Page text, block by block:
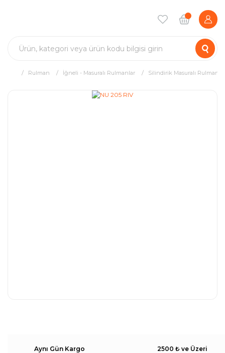
Rulman İğneli - Masuralı Rulmanlar Silindirik Masuralı Rulman
Aynı Gün Kargo
2500 ₺ ve Üzeri